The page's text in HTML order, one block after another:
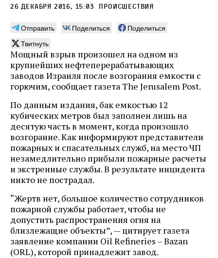
26 декабря 2016, 15:03 Происшествия
Отправить Поделиться
Поделиться
Твитнуть
Мощный взрыв произошел на одном из
крупнейших нефтеперерабатывающих
заводов Израиля после возгорания емкости с
горючим, сообщает газета The Jerusalem Post.
По данным издания, бак емкостью 12
кубических метров был заполнен лишь на
десятую часть в момент, когда произошло
возгорание. Как информируют представители
пожарных и спасательных служб, на место ЧП
незамедлительно прибыли пожарные расчеты
и экстренные службы. В результате инцидента
никто не пострадал.
“Жертв нет, большое количество сотрудников
пожарной службы работает, чтобы не
допустить распространения огня на
близлежащие объекты”, — цитирует газета
заявление компании Oil Refineries – Bazan
(ORL), которой принадлежит завод.